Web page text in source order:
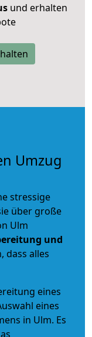
und erhalten
Umzug
stressige
über große
Ulm
und
dass alles
eines
eines
in Ulm. Es